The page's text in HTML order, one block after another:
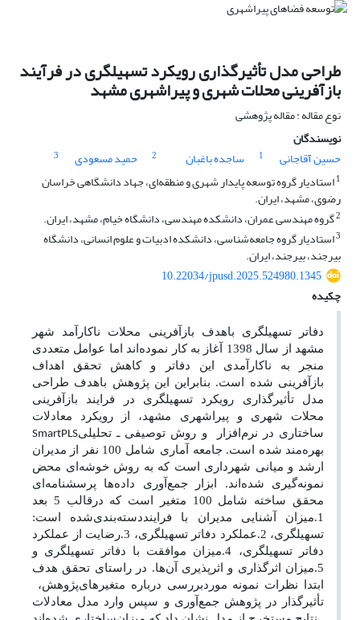
طراحی مدل تأثیرگذاری رویکرد تسهیلگری در فرآیند
بازآفرینی محلات شهری و پیراشهری مشهد
نوع مقاله : مقاله پژوهشی
نویسندگان
حسین آقاجانی
1 ساجده باغبان 2 حمید مسعودی
3
1استادیار گروه توسعه پایدار شهری و منطقه‌ای، جهاد دانشگاهی خراسان
رضوی، مشهد، ایران.
2گروه مهندسی عمران، دانشکده مهندسی، دانشگاه خیام، مشهد، ایران.
3استادیار گروه جامعه‌شناسی، دانشکده ادبیات و علوم انسانی، دانشگاه
بیرجند، بیرجند، ایران.
10.22034/jpusd.2025.524980.1345
چکیده
دفاتر تسهیلگری باهدف بازآفرینی محلات ناکارآمد شهر
مشهد از سال 1398 آغاز به کار نموده‌اند اما عوامل متعددی
منجر به ناکارآمدی این دفاتر وکاهش تحقق اهداف
بازآفرینی شده است. بنابراین این پژوهش باهدف طراحی
مدل تأثیرگذاری رویکرد تسهیلگری در فرایند بازآفرینی
محلات شهری و پیراشهری مشهد، از رویکرد معادلات
ساختاری در نرم‌افزار
SmartPLSو روش توصیفی ـ تحلیلی
بهره‌مند شده است. جامعه آماری
شامل 100 نفر از مدیران
ارشد و میانی شهرداری است که به روش خوشه‌ای محض
نمونه‌گیری شده‌اند. ابزار جمع‌آوری داده‌ها پرسشنامه‌ای
محقق ساخته شامل 100 متغیر است که درقالب 5 بعد
دسته‌بندی‌شده است:1.میزان آشنایی مدیران با فرایند
تسهیلگری، 2.عملکرد دفاتر تسهیلگری، 3.رضایت از عملکرد
دفاتر تسهیلگری، 4.میزان موافقت با دفاتر تسهیلگری و
5.میزان اثرگذاری و اثرپذیری آن‌ها. در راستای تحقق هدف
پژوهش،ابتدا نظرات نمونه موردبررسی درباره متغیرهای
تأثیرگذار در پژوهش جمع‌آوری و سپس وارد مدل معادلات